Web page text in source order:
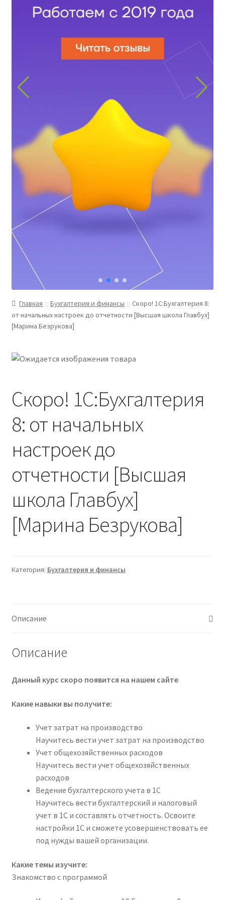
Главная Бухгалтерия и финансы
Скоро! 1С:Бухгалтерия 8:
от начальных настроек до отчетности [Высшая школа Главбух]
[Марина Безрукова]
Скоро! 1С:Бухгалтерия
8: от начальных
настроек до
отчетности [Высшая
школа Главбух]
[Марина Безрукова]
Категория: Бухгалтерия и финансы
Описание
Описание
Данный курс скоро появится на нашем сайте
Какие навыки вы получите:
Учет затрат на производство
Научитесь вести учет затрат на производство
Учет общехозяйственных расходов
Научитесь вести учет общехозяйственных
расходов
Ведение бухгалтерского учета в 1С
Научитесь вести бухгалтерский и налоговый
учет в 1С и составлять отчетность. Освоите
настройки 1С и сможете усовершенствовать ее
под нужды вашей организации.
Какие темы изучите:
Знакомство с программой